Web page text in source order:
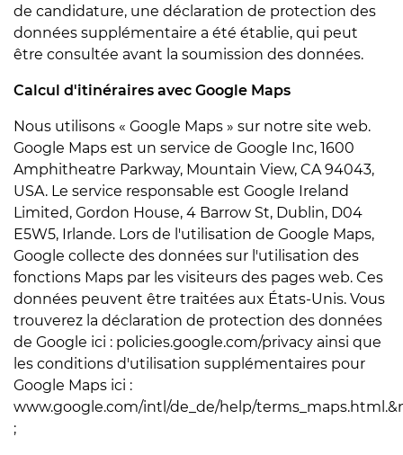
de candidature, une déclaration de protection des
données supplémentaire a été établie, qui peut
être consultée avant la soumission des données.
Calcul d'itinéraires avec Google Maps
Nous utilisons « Google Maps » sur notre site web.
Google Maps est un service de Google Inc, 1600
Amphitheatre Parkway, Mountain View, CA 94043,
USA. Le service responsable est Google Ireland
Limited, Gordon House, 4 Barrow St, Dublin, D04
E5W5, Irlande. Lors de l'utilisation de Google Maps,
Google collecte des données sur l'utilisation des
fonctions Maps par les visiteurs des pages web. Ces
données peuvent être traitées aux États-Unis. Vous
trouverez la déclaration de protection des données
de Google ici : policies.google.com/privacy ainsi que
les conditions d'utilisation supplémentaires pour
Google Maps ici :
www.google.com/intl/de_de/help/
;